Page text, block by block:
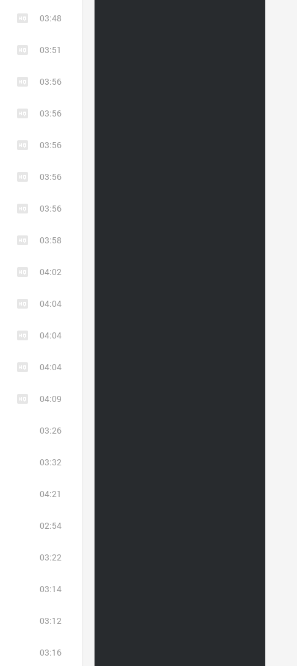
03:48
03:51
03:56
03:56
03:56
03:56
03:56
03:58
04:02
04:04
04:04
04:04
04:09
03:26
03:32
04:21
02:54
03:22
03:14
03:12
03:16